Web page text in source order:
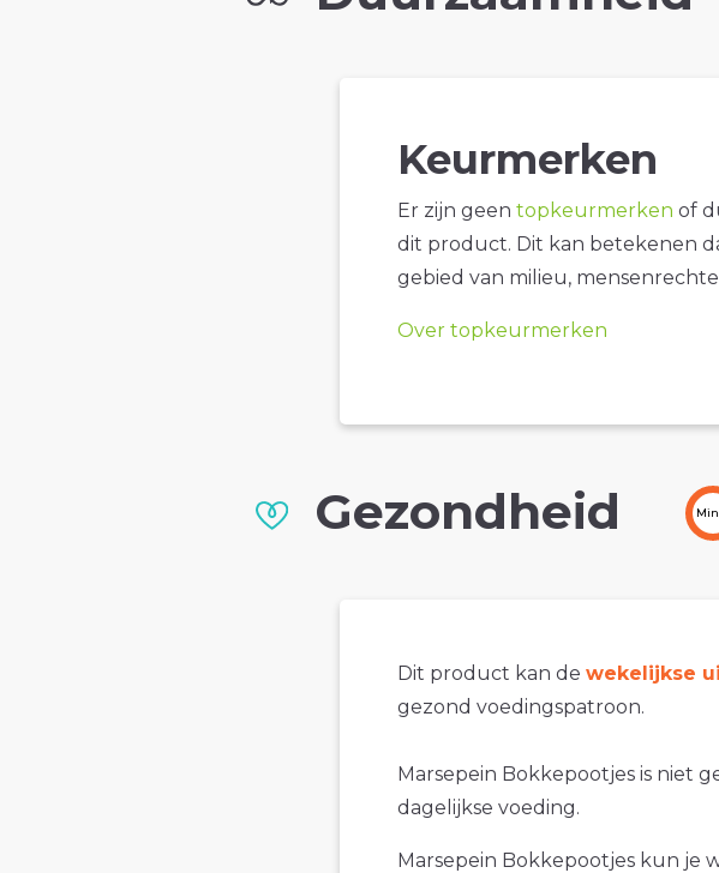
Keurmerken
Er zijn geen topkeurmerken of
dit product. Dit kan betekenen
gebied van milieu,
Over topkeurmerken
Gezondheid
Dit product kan de wekelijkse
gezond voedingspatroon.
Marsepein Bokkepootjes is niet
dagelijkse voeding.
Marsepein Bokkepootjes kun je